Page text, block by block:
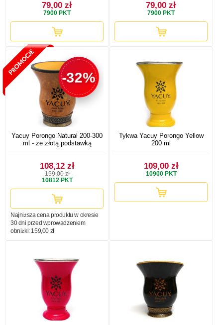
79,00 zł
7900 PKT
79,00 zł
7900 PKT
-32%
Yacuy Porongo Natural 200-300
ml - ze złotą podstawką
108,12 zł
159,00 zł
10812PKT
Najniższa cena produktu w okresie
30 dni przed wprowadzeniem
obniżki: 159,00 zł
Tykwa Yacuy Porongo Yellow
200 ml
109,00 zł
10900PKT